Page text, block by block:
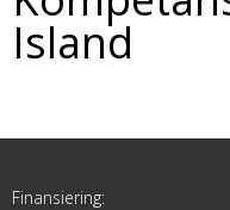
Island
Finansiering: